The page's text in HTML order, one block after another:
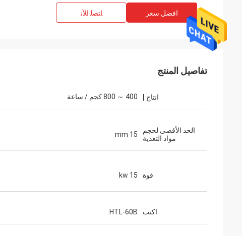
افضل سعر ﺎﺘﺼﻟ ﺍﻶﻧ
تفاصيل المنتج
انتاج | 400 ～ 800 كجم / ساعة
الحد الأقصى لحجم
مواد التغذية
15 mm
قوة 15 kw
اكتب HTL-60B